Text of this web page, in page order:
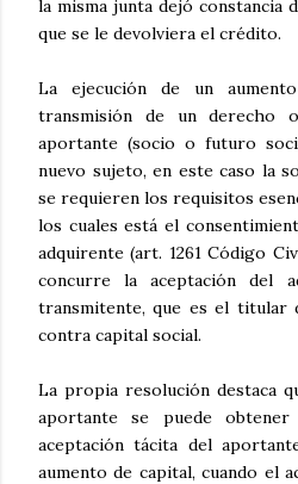
la misma junta dejó constancia
que se le devolviera el crédito.
La ejecución de un
transmisión de un
aportante (socio o futuro
nuevo sujeto, en este caso la
se requieren los requisitos
los cuales está el
adquirente (art. 1261 Código
concurre la aceptación del
transmitente, que es el titular
contra capital social.
La propia resolución destaca
aportante se puede
aceptación tácita del
aumento de capital, cuando el